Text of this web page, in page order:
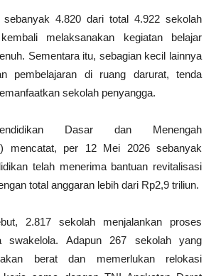
4.820 dari total 4.922 sekolah
melaksanakan kegiatan belajar
Sementara itu, sebagian kecil lainnya
pembelajaran di ruang darurat, tenda
sekolah penyangga.
Dasar dan Menengah
mencatat, per 12 Mei 2026 sebanyak
telah menerima bantuan revitalisasi
total anggaran lebih dari Rp2,9 triliun.
2.817 sekolah menjalankan proses
swakelola. Adapun 267 sekolah yang
berat dan memerlukan relokasi